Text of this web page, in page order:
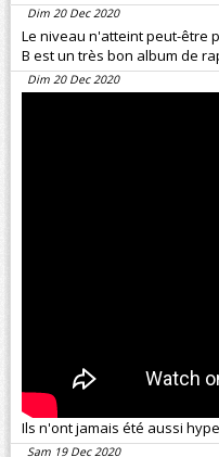
Dim 20 Dec 2020
Le niveau n'atteint peut-être
B est un très bon album de
Dim 20 Dec 2020
Ils n'ont jamais été aussi
Sam 19 Dec 2020